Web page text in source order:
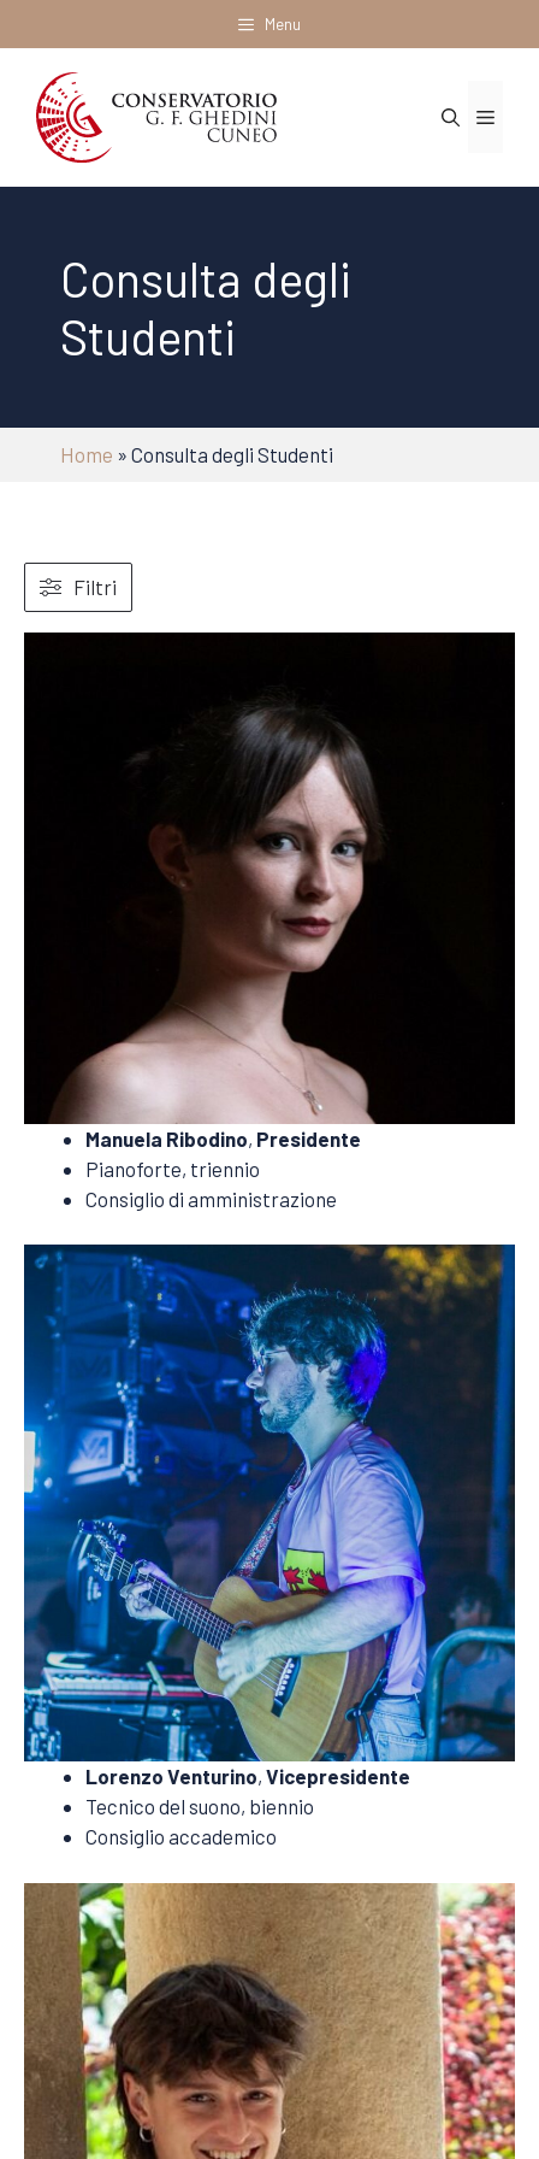
al
contenuto
Menu
Menu
Consulta degli
Studenti
Home » Consulta degli Studenti
Filtri
Manuela Ribodino, Presidente
Pianoforte, triennio
Consiglio di amministrazione
Lorenzo Venturino, Vicepresidente
Tecnico del suono, biennio
Consiglio accademico